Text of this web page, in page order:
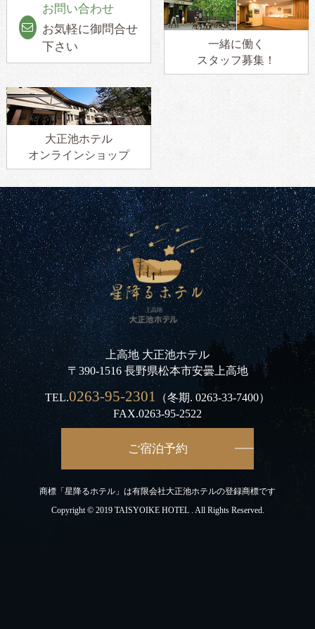
お問い合わせ
お気軽に御問合せ
下さい
一緒に働く
スタッフ募集！
大正池ホテル
オンラインショップ
上高地 大正池ホテル
〒390-1516 長野県松本市安曇上高地
TEL.0263-95-2301 （冬期.0263-33-7400）
FAX.0263-95-2522
ご宿泊予約
商標「星降るホテル」は有限会社大正池ホテルの登録商標です
Copyright © 2019 TAISYOIKE HOTEL . All Rights Reserved.